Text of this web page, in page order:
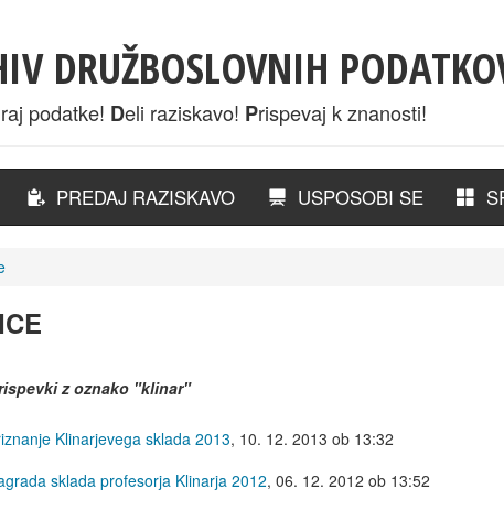
DRUŽBOSLOVNIH
podatke! Deli raziskavo! Prispevaj k znanosti!
PREDAJ RAZISKAVO USPOSOBI SE
z oznako "klinar"
Klinarjevega sklada 2013, 10. 12. 2013 ob 13:32
sklada profesorja Klinarja 2012, 06. 12. 2012 ob 13:52